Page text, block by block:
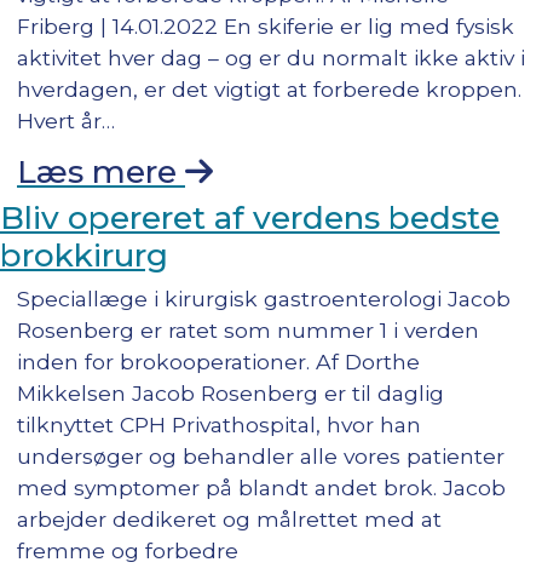
Friberg | 14.01.2022 En skiferie er lig med fysisk
aktivitet hver dag – og er du normalt ikke aktiv i
hverdagen, er det vigtigt at forberede kroppen.
Hvert år…
Læs mere
Bliv opereret af verdens bedste
brokkirurg
Speciallæge i kirurgisk gastroenterologi Jacob
Rosenberg er ratet som nummer 1 i verden
inden for brokooperationer. Af Dorthe
Mikkelsen Jacob Rosenberg er til daglig
tilknyttet CPH Privathospital, hvor han
undersøger og behandler alle vores patienter
med symptomer på blandt andet brok. Jacob
arbejder dedikeret og målrettet med at
fremme og forbedre